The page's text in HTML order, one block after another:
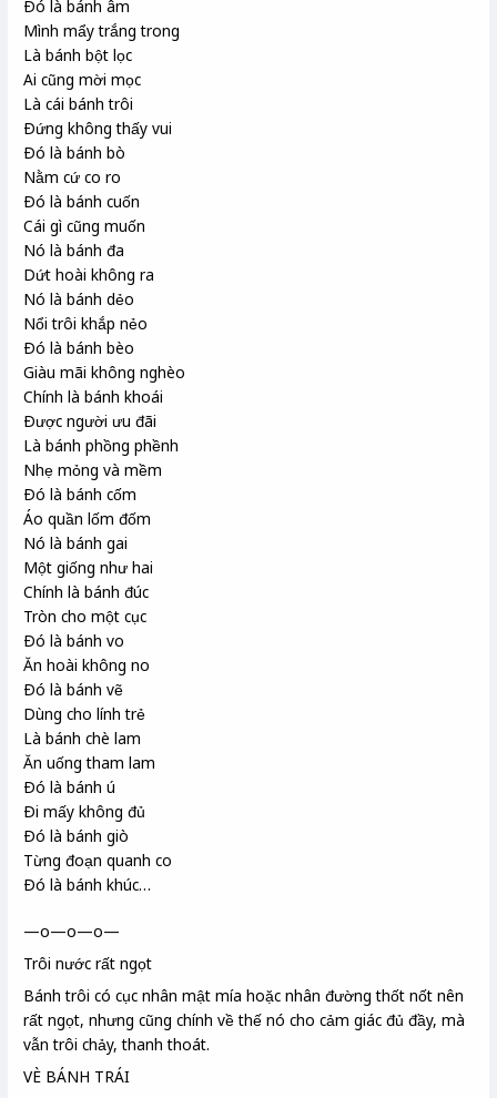
Ðó là bánh âm
Mình mẩy trắng trong
Là bánh bột lọc
Ai cũng mời mọc
Là cái bánh trôi
Ðứng không thấy vui
Ðó là bánh bò
Nằm cứ co ro
Ðó là bánh cuốn
Cái gì cũng muốn
Nó là bánh đa
Dứt hoài không ra
Nó là bánh dẻo
Nổi trôi khắp nẻo
Ðó là bánh bèo
Giàu mãi không nghèo
Chính là bánh khoái
Ðược người ưu đãi
Là bánh phồng phềnh
Nhẹ mỏng và mềm
Ðó là bánh cốm
Áo quần lốm đốm
Nó là bánh gai
Một giống như hai
Chính là bánh đúc
Tròn cho một cục
Ðó là bánh vo
Ăn hoài không no
Ðó là bánh vẽ
Dùng cho lính trẻ
Là bánh chè lam
Ăn uống tham lam
Ðó là bánh ú
Ði mấy không đủ
Ðó là bánh giò
Từng đoạn quanh co
Ðó là bánh khúc…
—o—o—o—
Trôi nước rất ngọt
Bánh trôi có cục nhân mật mía hoặc nhân đường thốt nốt nên
rất ngọt, nhưng cũng chính về thế nó cho cảm giác đủ đầy, mà
vẫn trôi chảy, thanh thoát.
VÈ BÁNH TRÁI